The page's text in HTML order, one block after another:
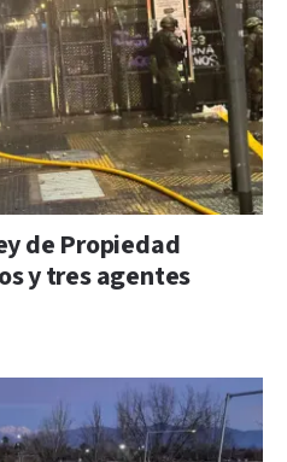
de Propiedad
y tres agentes